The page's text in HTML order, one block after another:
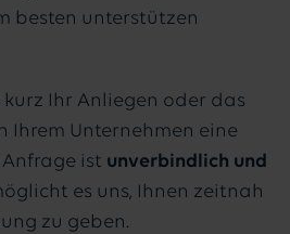
besten unterstützen
kurz Ihr Anliegen oder das
Ihrem Unternehmen eine
Anfrage ist unverbindlich und
es uns, Ihnen zeitnah
zu geben.